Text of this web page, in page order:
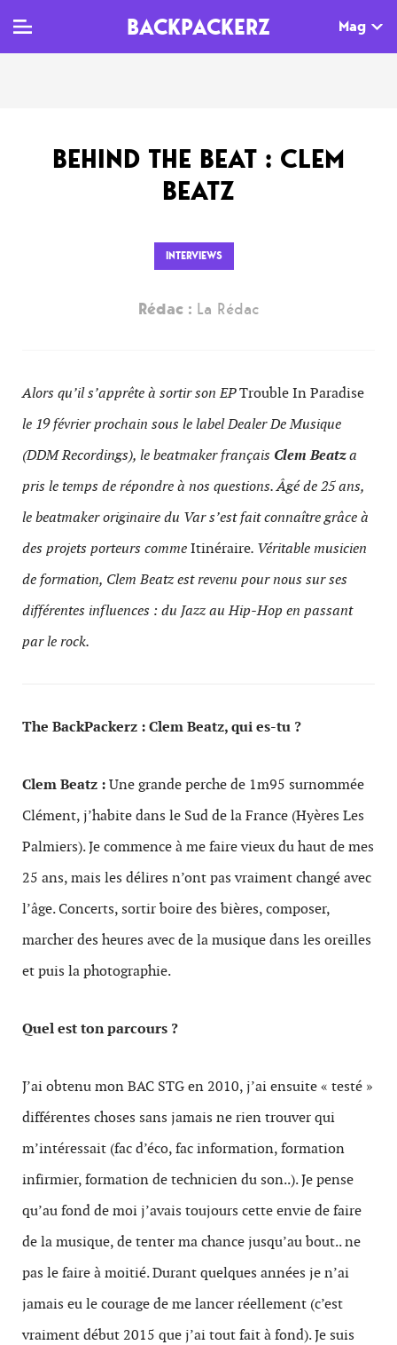
BACKPACKERZ Mag
Clips
Dossiers
Tops
Interviews
Sorties
Paris
BEHIND THE BEAT : CLEM
BEATZ
INTERVIEWS
Rédac : La Rédac
Alors qu’il s’apprête à sortir son EPTrouble In Paradise
le 19 février prochain sous le label Dealer De Musique
(DDM Recordings), le beatmaker français Clem Beatza
pris le temps de répondre à nos questions. Âgé de 25 ans,
le beatmaker originaire du Var s’est fait connaître grâce à
des projets porteurs commeItinéraire. Véritable musicien
de formation, Clem Beatz est revenu pour nous sur ses
différentes influences : du Jazz au Hip-Hop en passant
par le rock.
The BackPackerz : Clem Beatz, qui es-tu ?
Clem Beatz :Une grande perche de 1m95 surnommée
Clément, j’habite dans le Sud de la France (Hyères Les
Palmiers). Je commence à me faire vieux du haut de mes
25 ans, mais les délires n’ont pas vraiment changé avec
l’âge. Concerts, sortir boire des bières, composer,
marcher des heures avec de la musique dans les oreilles
et puis la photographie.
Quel est ton parcours ?
J’ai obtenu mon BAC STG en 2010, j’ai ensuite « testé »
différentes choses sans jamais ne rien trouver qui
m’intéressait (fac d’éco, fac information, formation
infirmier, formation de technicien du son..). Je pense
qu’au fond de moi j’avais toujours cette envie de faire
de la musique, de tenter ma chance jusqu’au bout.. ne
pas le faire à moitié. Durant quelques années je n’ai
jamais eu le courage de me lancer réellement (c’est
vraiment début 2015 que j’ai tout fait à fond). Je suis